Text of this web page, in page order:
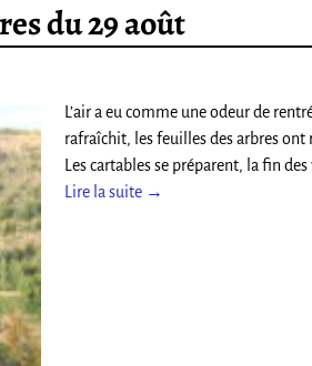
du 29 août
L’air a eu comme une odeur de
rafraîchit, les feuilles des arbres ont
Les cartables se préparent, la fin
Lire la suite →